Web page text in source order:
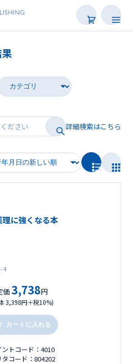
雑誌
映像
電子BOOK
著者一覧
詳細検索はこちら
に強くなる本
4
価 3,738円
3,398円＋税10%)
カートに入れる
ントコード：4010
タコード：804202